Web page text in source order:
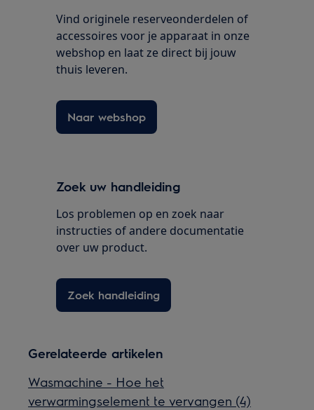
Vind originele reserveonderdelen of
accessoires voor je apparaat in onze
webshop en laat ze direct bij jouw
thuis leveren.
Naar webshop
Zoek uw handleiding
Los problemen op en zoek naar
instructies of andere documentatie
over uw product.
Zoek handleiding
Gerelateerde artikelen
Wasmachine - Hoe het
verwarmingselement te vervangen (4)